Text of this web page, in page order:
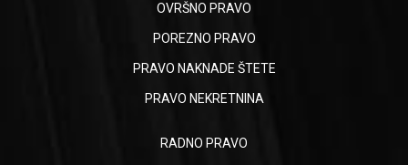
OVRŠNO PRAVO
POREZNO PRAVO
PRAVO NAKNADE ŠTETE
PRAVO NEKRETNINA
RADNO PRAVO